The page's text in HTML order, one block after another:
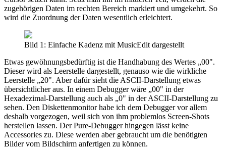
zugehörigen Daten im rechten Bereich markiert und umgekehrt. So
wird die Zuordnung der Daten wesentlich erleichtert.
Bild 1: Einfache Kadenz mit MusicEdit dargestellt
Etwas gewöhnungsbedürftig ist die Handhabung des Wertes „00".
Dieser wird als Leerstelle dargestellt, genauso wie die wirkliche
Leerstelle „20". Aber dafür sieht die ASCII-Darstellung etwas
übersichtlicher aus. In einem Debugger wäre „00" in der
Hexadezimal-Darstellung auch als „0" in der ASCII-Darstellung zu
sehen. Den Diskettenmonitor habe ich dem Debugger vor allem
deshalb vorgezogen, weil sich von ihm problemlos Screen-Shots
herstellen lassen. Der Pure-Debugger hingegen lässt keine
Accessories zu. Diese werden aber gebraucht um die benötigten
Bilder vom Bildschirm anfertigen zu können.